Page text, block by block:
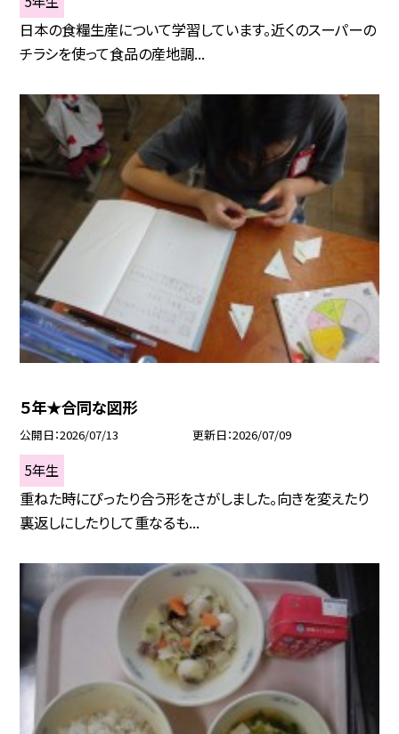
日本の食糧生産について学習しています。近くのスーパーの
チラシを使って食品の産地調...
５年★合同な図形
公開日 2026/07/13 更新日 2026/07/09
5年生
重ねた時にぴったり合う形をさがしました。向きを変えたり
裏返しにしたりして重なるも...